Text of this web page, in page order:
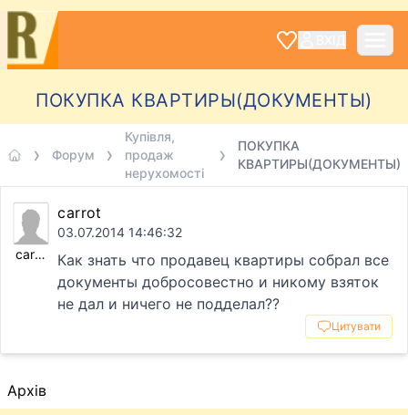
ПОКУПКА КВАРТИРЫ(ДОКУМЕНТЫ)
Форум
Купівля,
продаж
нерухомості
ПОКУПКА
КВАРТИРЫ(ДОКУМЕНТЫ)
carrot
carrot
03.07.2014 14:46:32
Как знать что продавец квартиры собрал все
документы добросовестно и никому взяток
не дал и ничего не подделал??
Цитувати
Архів